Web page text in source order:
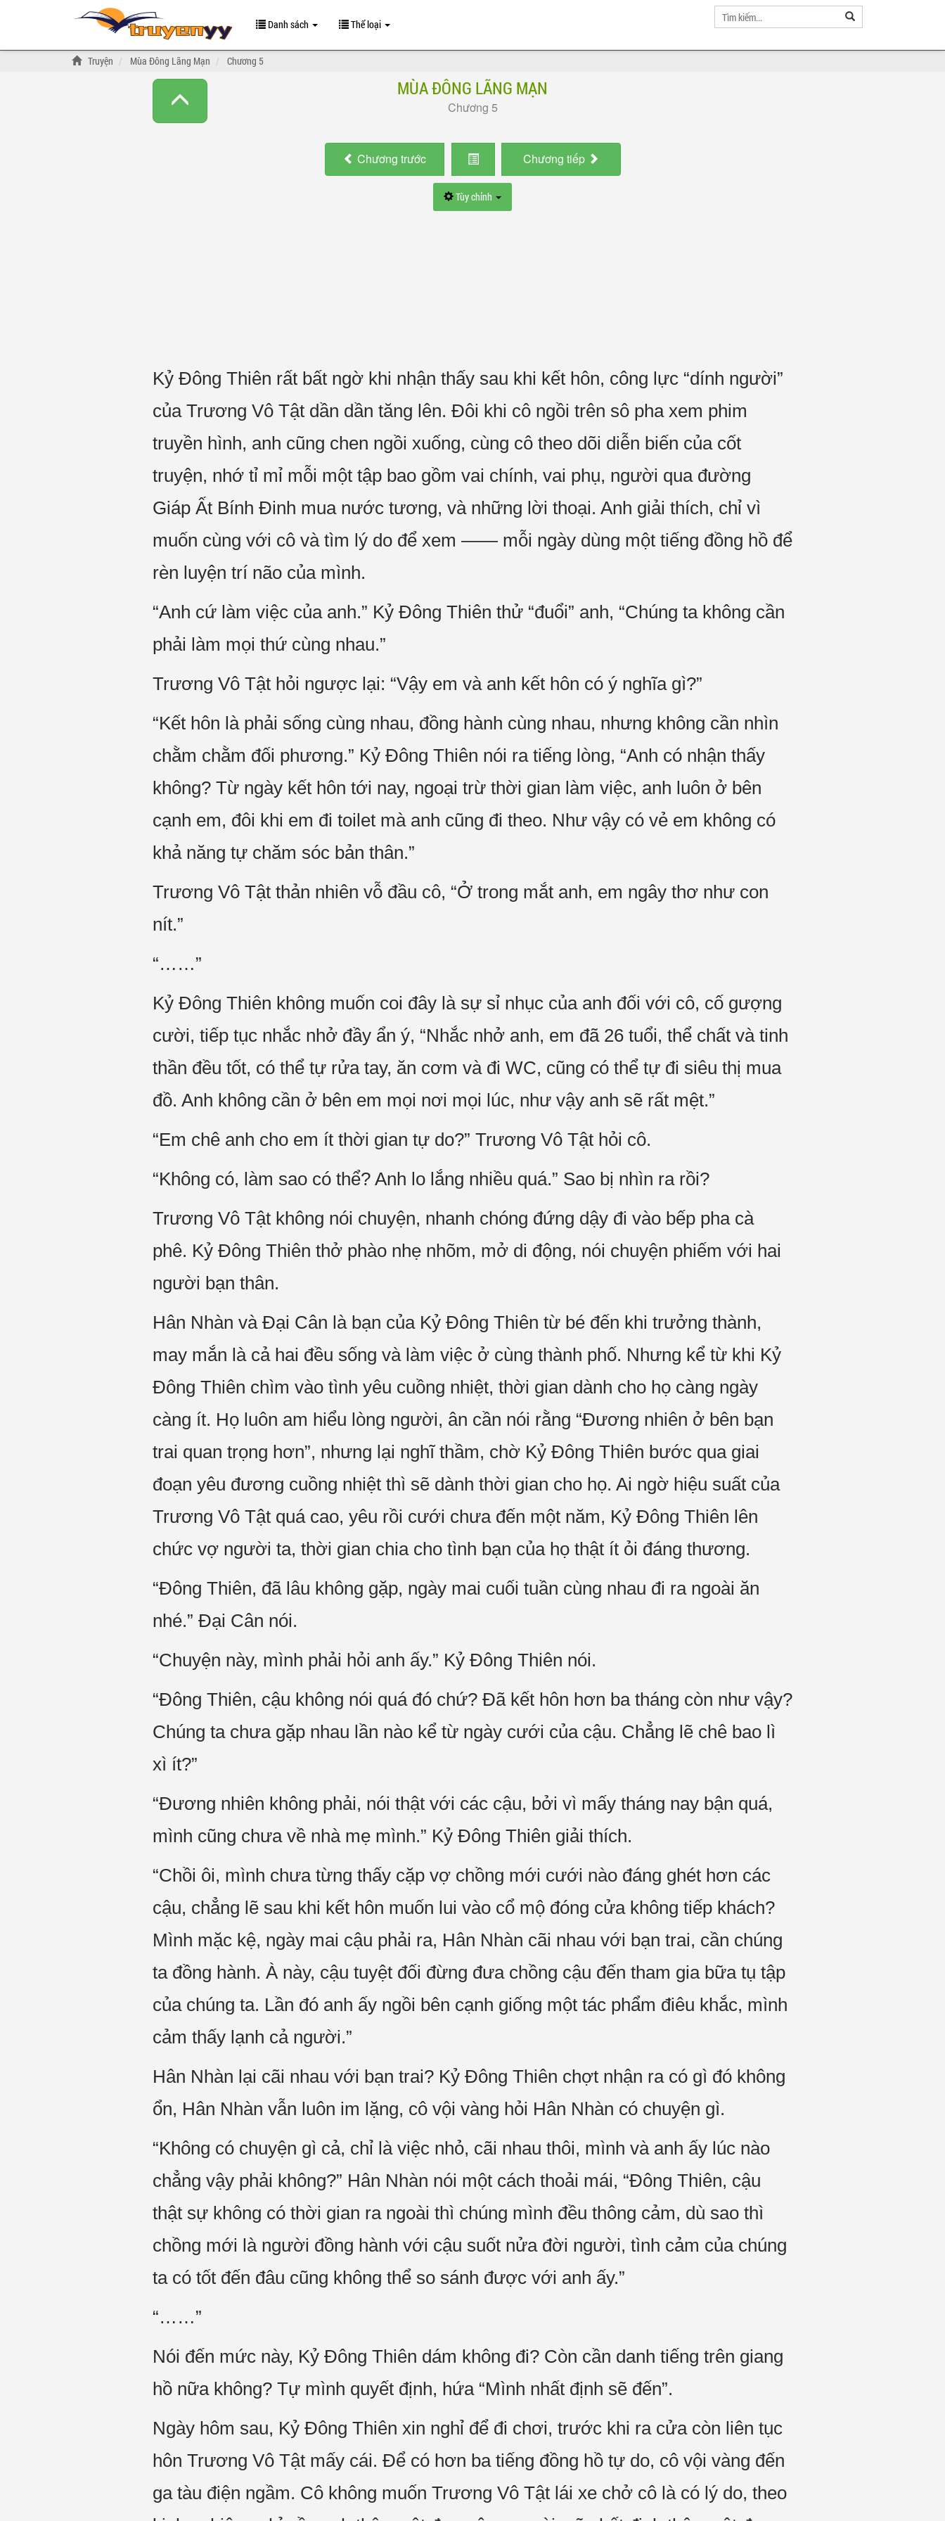
Danh sách Thể loại
Truyện Mùa Đông Lãng Mạn Chương 5
MÙA ĐÔNG LÃNG MẠN
Chương 5
Chương trước Chương tiếp
Tùy chỉnh
Kỷ Đông Thiên rất bất ngờ khi nhận thấy sau khi kết hôn, công lực “dính người”
của Trương Vô Tật dần dần tăng lên. Đôi khi cô ngồi trên sô pha xem phim
truyền hình, anh cũng chen ngồi xuống, cùng cô theo dõi diễn biến của cốt
truyện, nhớ tỉ mỉ mỗi một tập bao gồm vai chính, vai phụ, người qua đường
Giáp Ất Bính Đinh mua nước tương, và những lời thoại. Anh giải thích, chỉ vì
muốn cùng với cô và tìm lý do để xem —— mỗi ngày dùng một tiếng đồng hồ để
rèn luyện trí não của mình.
“Anh cứ làm việc của anh.” Kỷ Đông Thiên thử “đuổi” anh, “Chúng ta không cần
phải làm mọi thứ cùng nhau.”
Trương Vô Tật hỏi ngược lại: “Vậy em và anh kết hôn có ý nghĩa gì?”
“Kết hôn là phải sống cùng nhau, đồng hành cùng nhau, nhưng không cần nhìn
chằm chằm đối phương.” Kỷ Đông Thiên nói ra tiếng lòng, “Anh có nhận thấy
không? Từ ngày kết hôn tới nay, ngoại trừ thời gian làm việc, anh luôn ở bên
cạnh em, đôi khi em đi toilet mà anh cũng đi theo. Như vậy có vẻ em không có
khả năng tự chăm sóc bản thân.”
Trương Vô Tật thản nhiên vỗ đầu cô, “Ở trong mắt anh, em ngây thơ như con
nít.”
“……”
Kỷ Đông Thiên không muốn coi đây là sự sỉ nhục của anh đối với cô, cố gượng
cười, tiếp tục nhắc nhở đầy ẩn ý, “Nhắc nhở anh, em đã 26 tuổi, thể chất và tinh
thần đều tốt, có thể tự rửa tay, ăn cơm và đi WC, cũng có thể tự đi siêu thị mua
đồ. Anh không cần ở bên em mọi nơi mọi lúc, như vậy anh sẽ rất mệt.”
“Em chê anh cho em ít thời gian tự do?” Trương Vô Tật hỏi cô.
“Không có, làm sao có thể? Anh lo lắng nhiều quá.” Sao bị nhìn ra rồi?
Trương Vô Tật không nói chuyện, nhanh chóng đứng dậy đi vào bếp pha cà
phê. Kỷ Đông Thiên thở phào nhẹ nhõm, mở di động, nói chuyện phiếm với hai
người bạn thân.
Hân Nhàn và Đại Cân là bạn của Kỷ Đông Thiên từ bé đến khi trưởng thành,
may mắn là cả hai đều sống và làm việc ở cùng thành phố. Nhưng kể từ khi Kỷ
Đông Thiên chìm vào tình yêu cuồng nhiệt, thời gian dành cho họ càng ngày
càng ít. Họ luôn am hiểu lòng người, ân cần nói rằng “Đương nhiên ở bên bạn
trai quan trọng hơn”, nhưng lại nghĩ thầm, chờ Kỷ Đông Thiên bước qua giai
đoạn yêu đương cuồng nhiệt thì sẽ dành thời gian cho họ. Ai ngờ hiệu suất của
Trương Vô Tật quá cao, yêu rồi cưới chưa đến một năm, Kỷ Đông Thiên lên
chức vợ người ta, thời gian chia cho tình bạn của họ thật ít ỏi đáng thương.
“Đông Thiên, đã lâu không gặp, ngày mai cuối tuần cùng nhau đi ra ngoài ăn
nhé.” Đại Cân nói.
“Chuyện này, mình phải hỏi anh ấy.” Kỷ Đông Thiên nói.
“Đông Thiên, cậu không nói quá đó chứ? Đã kết hôn hơn ba tháng còn như vậy?
Chúng ta chưa gặp nhau lần nào kể từ ngày cưới của cậu. Chẳng lẽ chê bao lì
xì ít?”
“Đương nhiên không phải, nói thật với các cậu, bởi vì mấy tháng nay bận quá,
mình cũng chưa về nhà mẹ mình.” Kỷ Đông Thiên giải thích.
“Chồi ôi, mình chưa từng thấy cặp vợ chồng mới cưới nào đáng ghét hơn các
cậu, chẳng lẽ sau khi kết hôn muốn lui vào cổ mộ đóng cửa không tiếp khách?
Mình mặc kệ, ngày mai cậu phải ra, Hân Nhàn cãi nhau với bạn trai, cần chúng
ta đồng hành. À này, cậu tuyệt đối đừng đưa chồng cậu đến tham gia bữa tụ tập
của chúng ta. Lần đó anh ấy ngồi bên cạnh giống một tác phẩm điêu khắc, mình
cảm thấy lạnh cả người.”
Hân Nhàn lại cãi nhau với bạn trai? Kỷ Đông Thiên chợt nhận ra có gì đó không
ổn, Hân Nhàn vẫn luôn im lặng, cô vội vàng hỏi Hân Nhàn có chuyện gì.
“Không có chuyện gì cả, chỉ là việc nhỏ, cãi nhau thôi, mình và anh ấy lúc nào
chẳng vậy phải không?” Hân Nhàn nói một cách thoải mái, “Đông Thiên, cậu
thật sự không có thời gian ra ngoài thì chúng mình đều thông cảm, dù sao thì
chồng mới là người đồng hành với cậu suốt nửa đời người, tình cảm của chúng
ta có tốt đến đâu cũng không thể so sánh được với anh ấy.”
“……”
Nói đến mức này, Kỷ Đông Thiên dám không đi? Còn cần danh tiếng trên giang
hồ nữa không? Tự mình quyết định, hứa “Mình nhất định sẽ đến”.
Ngày hôm sau, Kỷ Đông Thiên xin nghỉ để đi chơi, trước khi ra cửa còn liên tục
hôn Trương Vô Tật mấy cái. Để có hơn ba tiếng đồng hồ tự do, cô vội vàng đến
ga tàu điện ngầm. Cô không muốn Trương Vô Tật lái xe chở cô là có lý do, theo